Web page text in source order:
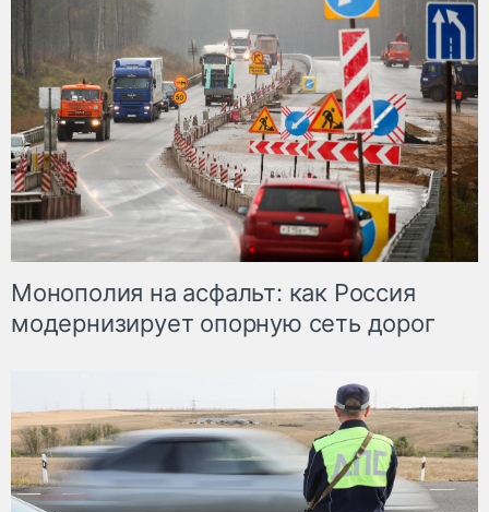
Монополия на асфальт: как Россия
модернизирует опорную сеть дорог